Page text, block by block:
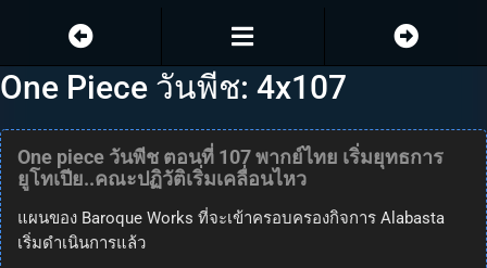
One Piece วันพีช: 4x107
One piece วันพีช ตอนที่ 107 พากย์ไทย เริ่มยุทธการ
ยูโทเปีย..คณะปฏิวัติเริ่มเคลื่อนไหว
แผนของ Baroque Works ที่จะเข้าครอบครองกิจการ Alabasta
เริ่มดำเนินการแล้ว